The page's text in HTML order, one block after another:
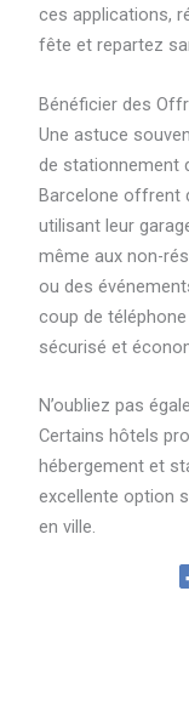
ces applications,
fête et repartez
Bénéficier des
Une astuce
de stationnement
Barcelone offrent
utilisant leur
même aux non-
ou des
coup de
sécurisé et
N’oubliez pas
Certains hôtels
hébergement et
excellente option
en ville.